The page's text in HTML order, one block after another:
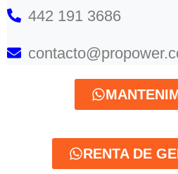
442 191 3686
RENTA DE